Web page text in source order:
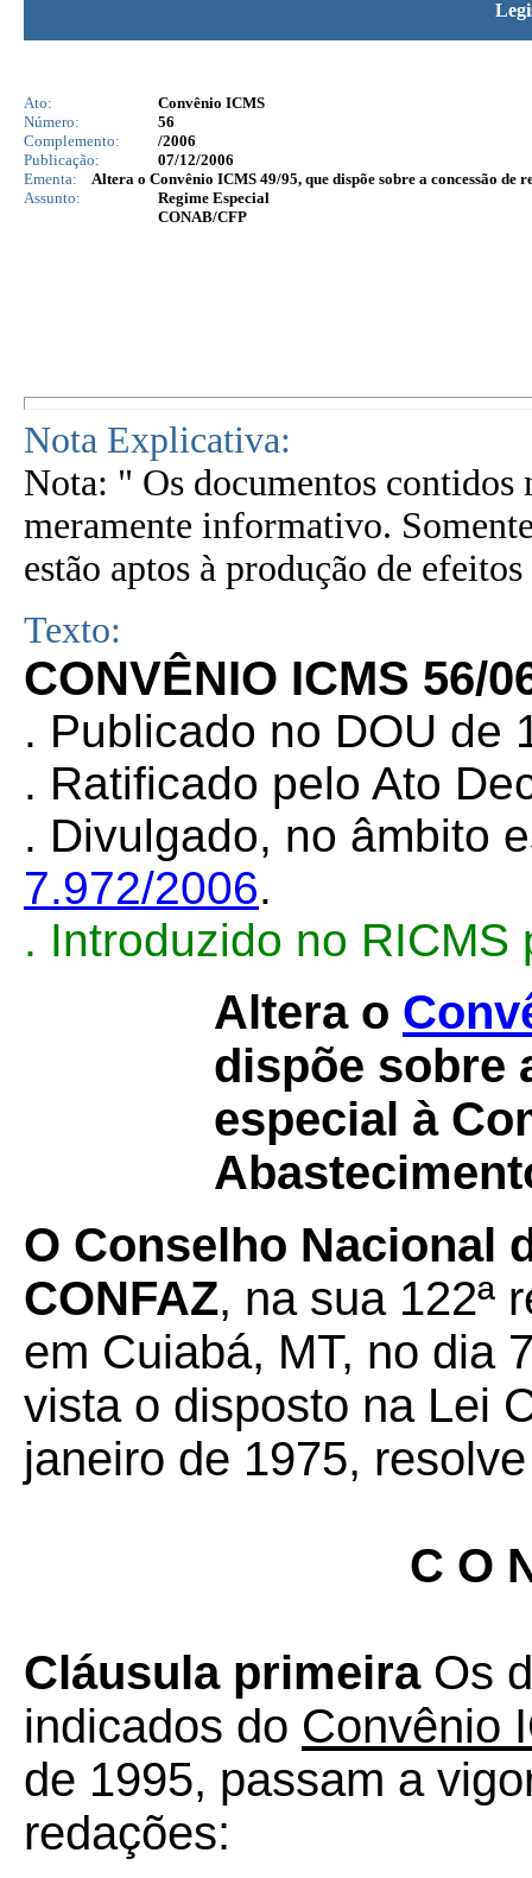
Ato:
Convênio ICMS
Número:
56
Complemento:
/2006
Publicação:
07/12/2006
Ementa:
Altera o Convênio ICMS 49/95, que dispõe sobre a concessão
Assunto:
Regime Especial
CONAB/CFP
Nota Explicativa:
Nota: " Os documentos contidos
meramente informativo.
estão aptos à produção de
Texto:
CONVÊNIO ICMS 56/
. Publicado no DOU de
. Ratificado pelo Ato
. Divulgado, no âmbito
7.972/2006.
. Introduzido no
Altera o
dispõe sobre
especial à
O Conselho Nacional
CONFAZ, na sua 122ª
em Cuiabá, MT, no dia
vista o disposto na Lei
janeiro de 1975,
C O
Cláusula primeiraOs
indicados do Convênio
de 1995, passam a
redações: